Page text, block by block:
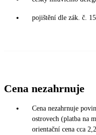
pojištění dle zák. č.
Cena nezahrnuje
Cena nezahrnuje
ostrovech (platba na
orientační cena cca